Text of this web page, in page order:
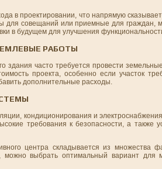
в проектировании, что напрямую
для совещаний или приемные для граждан,
в будущем для улучшения
РАБОТЫ
здания часто требуется провести
проекта, особенно если участок
дополнительные расходы.
кондиционирования и
требования к безопасности, а также
центра складывается из множества
выбрать оптимальный вариант для